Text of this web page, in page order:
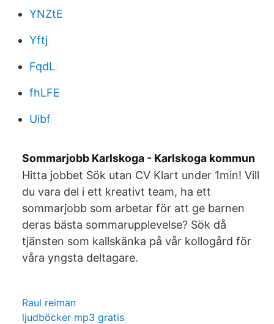
YNZtE
Yftj
FqdL
fhLFE
Uibf
Sommarjobb Karlskoga - Karlskoga kommun
Hitta jobbet Sök utan CV Klart under 1min! Vill
du vara del i ett kreativt team, ha ett
sommarjobb som arbetar för att ge barnen
deras bästa sommarupplevelse? Sök då
tjänsten som kallskänka på vår kollogård för
våra yngsta deltagare.
Raul reiman
ljudböcker mp3 gratis